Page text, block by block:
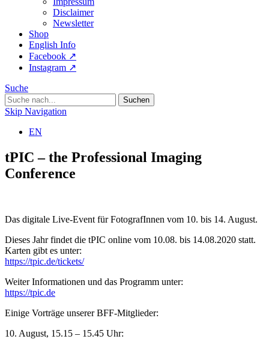
Disclaimer
Newsletter
Shop
English Info
Facebook ↗︎
Instagram ↗︎
Suche
Skip Navigation
EN
tPIC – the Professional Imaging
Conference
Das digitale Live-Event für FotografInnen vom 10. bis 14. August.
Dieses Jahr findet die tPIC online vom 10.08. bis 14.08.2020 statt.
Karten gibt es unter:
https://tpic.de/tickets/
Weiter Informationen und das Programm unter:
https://tpic.de
Einige Vorträge unserer BFF-Mitglieder:
10. August, 15.15 – 15.45 Uhr: